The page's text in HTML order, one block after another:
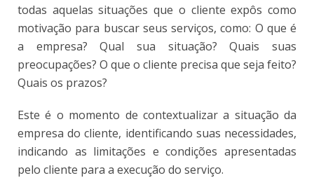
todas aquelas situações que o cliente expôs como
motivação para buscar seus serviços, como: O que é
a empresa? Qual sua situação? Quais suas
preocupações? O que o cliente precisa que seja feito?
Quais os prazos?
Este é o momento de contextualizar a situação da
empresa do cliente, identificando suas necessidades,
indicando as limitações e condições apresentadas
pelo cliente para a execução do serviço.